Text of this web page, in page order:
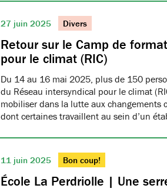
27 juin 2025 Divers
Retour sur le Camp de
pour le climat (RIC)
Du 14 au 16 mai 2025, plus de 150
du Réseau intersyndical pour le climat
mobiliser dans la lutte aux changements
dont certaines travaillent au sein d’un
11 juin 2025 Bon coup!
École La Perdriolle | Une